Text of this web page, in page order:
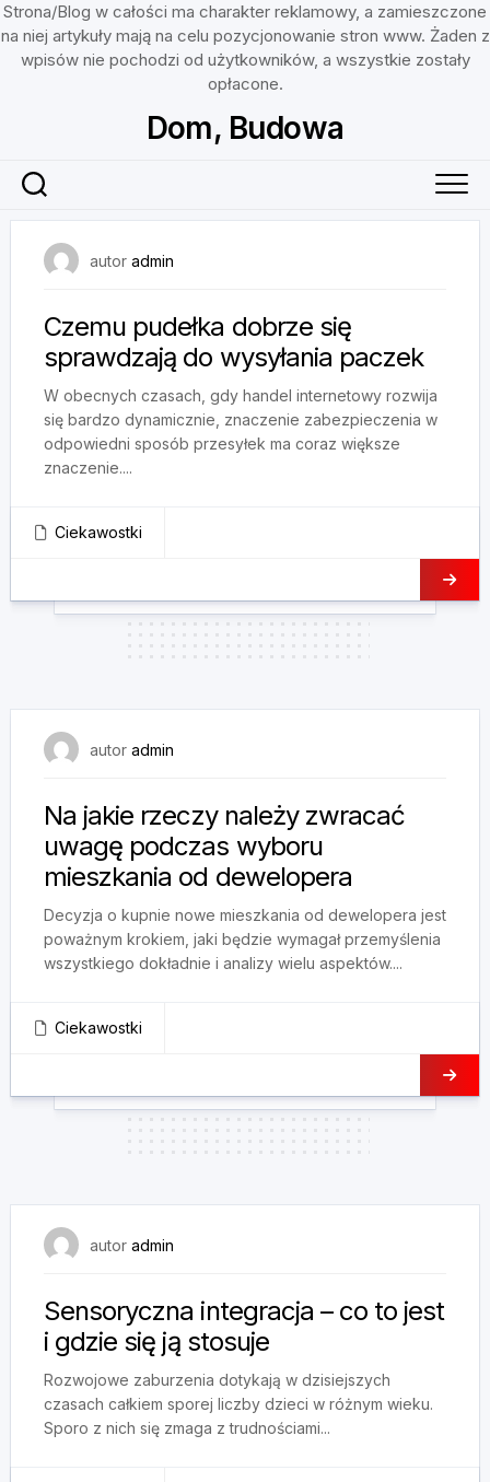
Strona/Blog w całości ma charakter reklamowy, a zamieszczone
na niej artykuły mają na celu pozycjonowanie stron www. Żaden z
wpisów nie pochodzi od użytkowników, a wszystkie zostały
opłacone.
Dom, Budowa
autor admin
Czemu pudełka dobrze się
sprawdzają do wysyłania paczek
W obecnych czasach, gdy handel internetowy rozwija
się bardzo dynamicznie, znaczenie zabezpieczenia w
odpowiedni sposób przesyłek ma coraz większe
znaczenie....
Ciekawostki
autor admin
Na jakie rzeczy należy zwracać
uwagę podczas wyboru
mieszkania od dewelopera
Decyzja o kupnie nowe mieszkania od dewelopera jest
poważnym krokiem, jaki będzie wymagał przemyślenia
wszystkiego dokładnie i analizy wielu aspektów....
Ciekawostki
autor admin
Sensoryczna integracja – co to jest
i gdzie się ją stosuje
Rozwojowe zaburzenia dotykają w dzisiejszych
czasach całkiem sporej liczby dzieci w różnym wieku.
Sporo z nich się zmaga z trudnościami...